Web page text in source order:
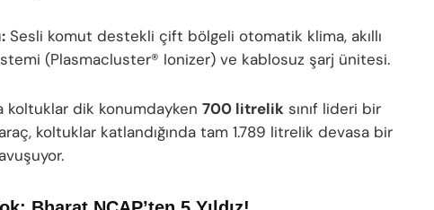
Sesli komut destekli çift bölgeli otomatik klima, akıllı
(Plasmacluster® Ionizer) ve kablosuz şarj ünitesi.
koltuklar dik konumdayken700 litrelik sınıf lideri bir
koltuklar katlandığında tam 1.789 litrelik devasa bir